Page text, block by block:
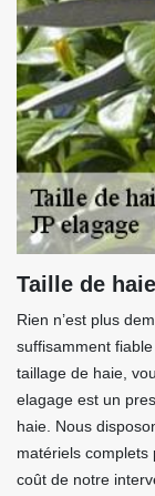
Taille de
Rien n’est plus
suffisamment
taillage de haie,
elagage est un
haie. Nous
matériels
coût de notre